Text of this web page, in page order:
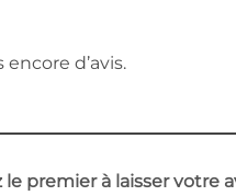
encore d’avis.
le premier à laisser votre